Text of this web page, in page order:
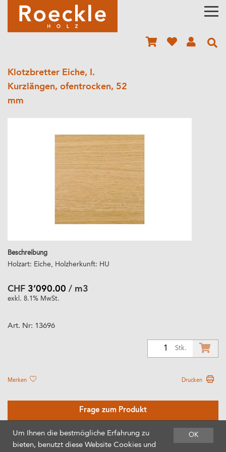
Klotzbretter Eiche, I.
Kurzlängen, ofentrocken, 52
mm
Beschreibung
Holzart: Eiche, Holzherkunft: HU
CHF 3’090.00 / m3
exkl. 8.1% MwSt.
Art. Nr: 13696
Stk.
Merken Drucken
Frage zum Produkt
OK
Um Ihnen die bestmögliche Erfahrung zu
bieten, benutzt diese Website Cookies und